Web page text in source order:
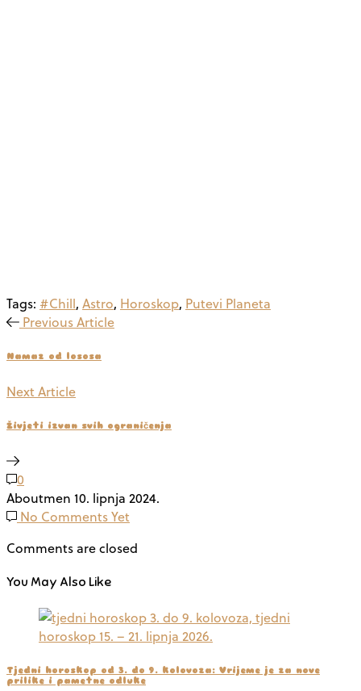
Tags: #Chill, Astro, Horoskop, Putevi Planeta
Previous Article
Namaz od lososa
Next Article
Živjeti izvan svih ograničenja
0
Aboutmen 10. lipnja 2024.
No Comments Yet
Comments are closed
You May Also Like
Tjedni horoskop od 3. do 9. kolovoza: Vrijeme je za nove
prilike i pametne odluke